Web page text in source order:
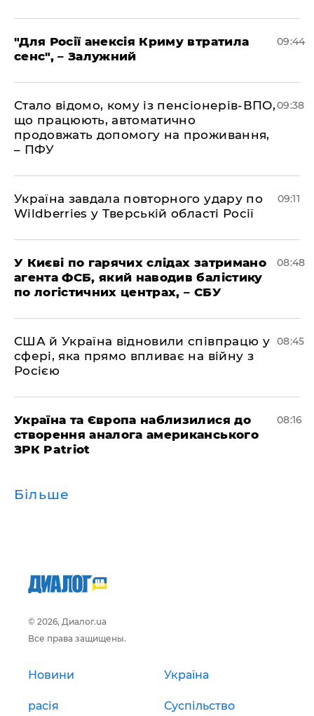
"Для Росії анексія Криму втратила
сенс", – Залужний
09:44
Стало відомо, кому із пенсіонерів-ВПО,
що працюють, автоматично
продовжать допомогу на проживання,
– ПФУ
09:38
Україна завдала повторного удару по
Wildberries у Тверській області Росії
09:11
У Києві по гарячих слідах затримано
агента ФСБ, який наводив балістику
по логістичних центрах, – СБУ
08:48
США й Україна відновили співпрацю у
сфері, яка прямо впливає на війну з
Росією
08:45
Україна та Європа наблизилися до
створення аналога американського
ЗРК Patriot
08:16
Більше
© 2026, Диалог.ua
Все права защищены.
Новини Україна
расія Суспільство